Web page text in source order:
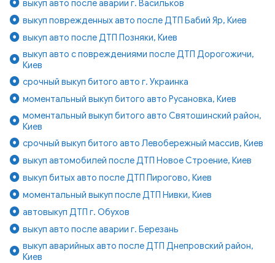
выкуп авто после аварии г. Васильков
выкуп поврежденных авто после ДТП Бабий Яр, Киев
выкуп авто после ДТП Позняки, Киев
выкуп авто с повреждениями после ДТП Дорогожичи,
Киев
срочный выкуп битого авто г. Украинка
моментальный выкуп битого авто Русановка, Киев
моментальный выкуп битого авто Святошинский район,
Киев
срочный выкуп битого авто Левобережный массив, Киев
выкуп автомобилей после ДТП Новое Строение, Киев
выкуп битых авто после ДТП Пирогово, Киев
моментальный выкуп после ДТП Нивки, Киев
автовыкуп ДТП г. Обухов
выкуп авто после аварии г. Березань
выкуп аварийных авто после ДТП Днепровский район,
Киев